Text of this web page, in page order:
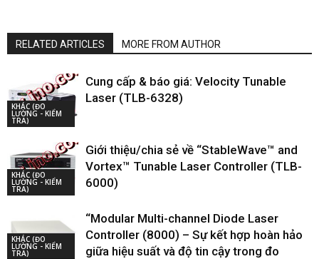
RELATED ARTICLES MORE FROM AUTHOR
KHÁC (ĐO
LƯỜNG - KIỂM
TRA)
Cung cấp & báo giá: Velocity Tunable
Laser (TLB-6328)
KHÁC (ĐO
LƯỜNG - KIỂM
TRA)
Giới thiệu/chia sẻ về “StableWave™ and
Vortex™ Tunable Laser Controller (TLB-
6000)
KHÁC (ĐO
LƯỜNG - KIỂM
TRA)
“Modular Multi-channel Diode Laser
Controller (8000) – Sự kết hợp hoàn hảo
giữa hiệu suất và độ tin cậy trong đo